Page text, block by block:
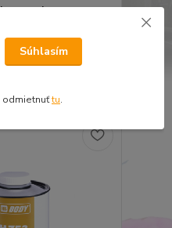
normal
Súhlasím
odmietnuťtu.